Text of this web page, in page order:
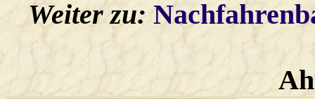
Weiter zu: